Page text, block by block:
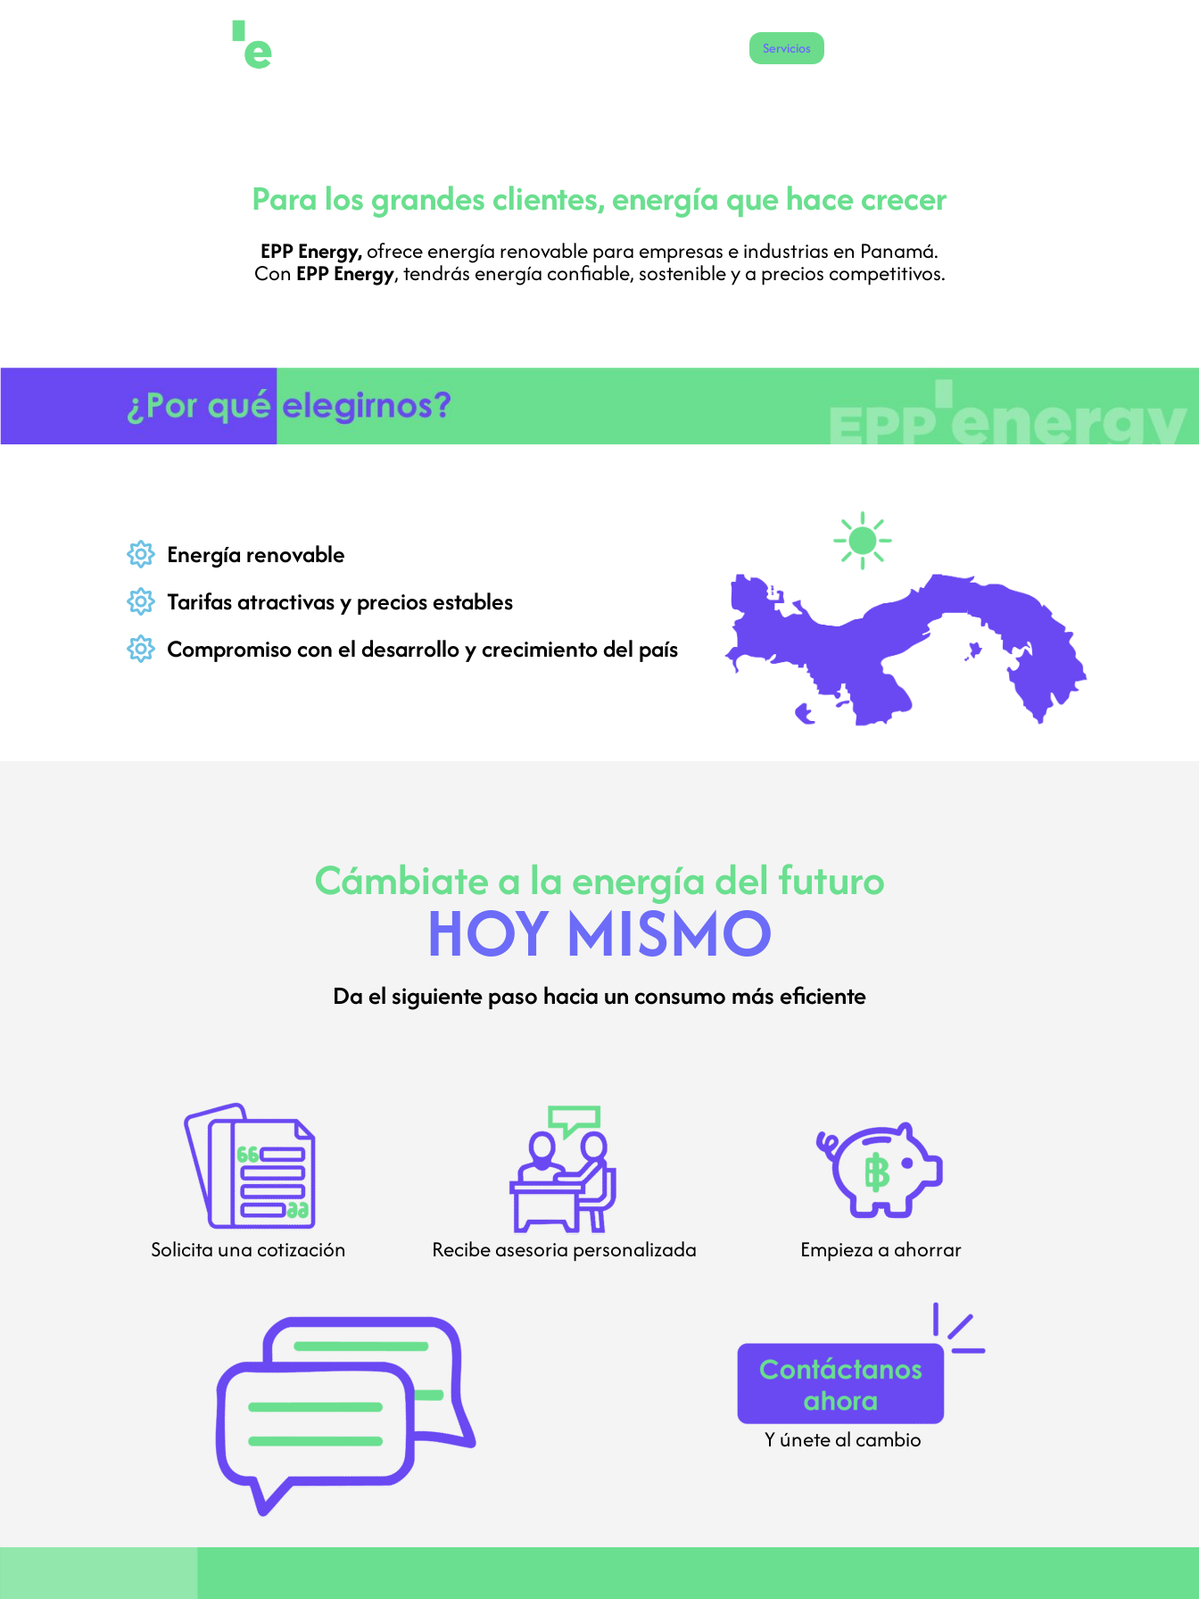
Servicios
Para los grandes clientes, energía que hace crecer
EPP Energy,ofrece energía renovable para empresas e industrias en Panamá.
Con EPP Energy, tendrás energía confiable, sostenible y a precios competitivos.
Energía renovable
Tarifas atractivas y precios estables
Compromiso con el desarrollo y crecimiento del país
Cámbiate a la energía del futuro
HOY MISMO
Da el siguiente paso hacia un consumo más eficiente
Solicita una cotización Recibe asesoria personalizada Empieza a ahorrar
Y únete al cambio